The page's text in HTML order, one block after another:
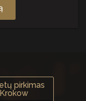
pirkimas
Krokow